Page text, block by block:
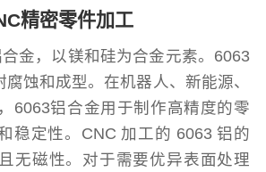
精密零件加工
金，以镁和硅为合金元素。6063
蚀和成型。在机器人、新能源、
6063铝合金用于制作高精度的零
稳定性。CNC 加工的 6063 铝的
无磁性。对于需要优异表面处理